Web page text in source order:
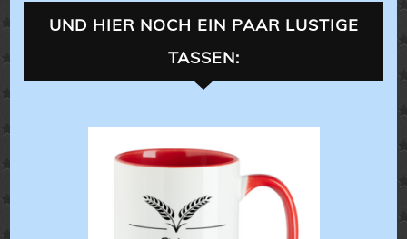
UND HIER NOCH EIN PAAR LUSTIGE
TASSEN:
LANDLEBEN
ALLES